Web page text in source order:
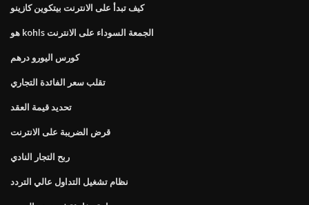
كيف تبدأ على الانترنت بيتكوين كازينو
هو kohls الجمعة السوداء على الانترنت
كورس اليورو درهم
تقلب سعر الفائدة التجاري
تحديد قيمة العقد
قرض الضريبة على الانترنت
ربح التجار النادي
نظام تشغيل التداول عالي التردد